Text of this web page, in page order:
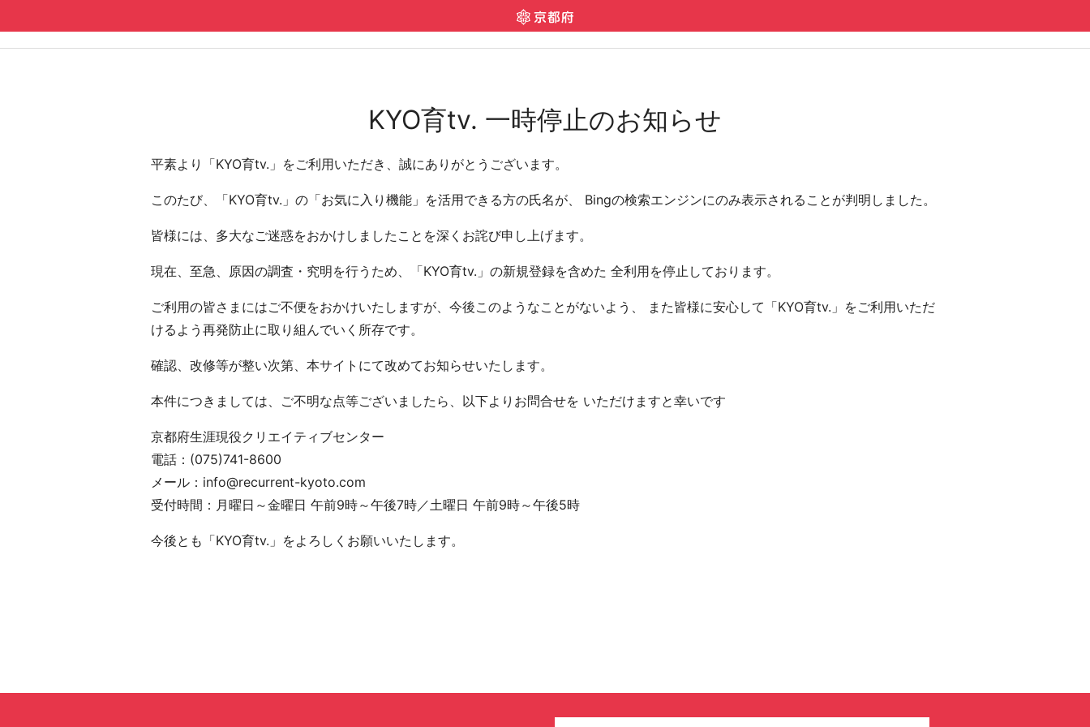
ナビゲーションへ
ホームへ
KYO育tv. 一時停止のお知らせ
平素より「KYO育tv.」をご利用いただき、誠にありがとうございます。
このたび、「KYO育tv.」の「お気に入り機能」を活用できる方の氏名が、 Bingの検索エンジンにのみ表示されることが判明しました。
皆様には、多大なご迷惑をおかけしましたことを深くお詫び申し上げます。
現在、至急、原因の調査・究明を行うため、「KYO育tv.」の新規登録を含めた 全利用を停止しております。
ご利用の皆さまにはご不便をおかけいたしますが、今後このようなことがないよう、 また皆様に安心して「KYO育tv.」をご利用いただ
けるよう再発防止に取り組んでいく所存です。
確認、改修等が整い次第、本サイトにて改めてお知らせいたします。
本件につきましては、ご不明な点等ございましたら、以下よりお問合せを いただけますと幸いです
京都府生涯現役クリエイティブセンター
電話：(075)741-8600
メール：info@recurrent-kyoto.com
受付時間：月曜日～金曜日 午前9時～午後7時／土曜日 午前9時～午後5時
今後とも「KYO育tv.」をよろしくお願いいたします。